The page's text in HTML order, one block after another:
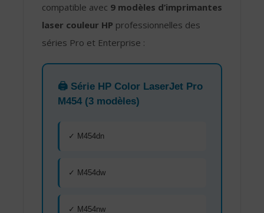
compatible avec 9 modèles d’imprimantes
laser couleur HP professionnelles des
séries Pro et Enterprise :
🖨️ Série HP Color LaserJet Pro
M454 (3 modèles)
✓ M454dn
✓ M454dw
✓ M454nw